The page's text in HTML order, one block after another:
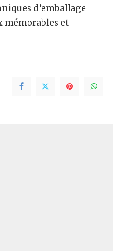
d’emballage
mémorables et